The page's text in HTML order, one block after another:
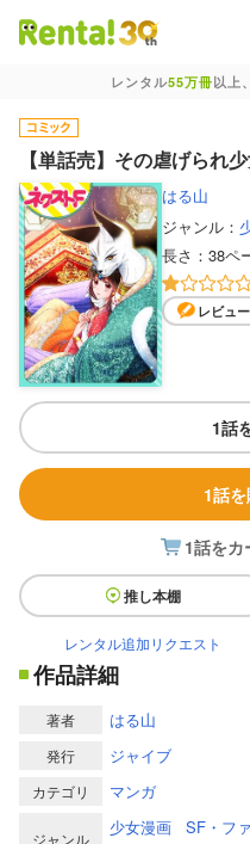
レンタル55万冊以上
【単話売】その虐げられ
はる山
ジャンル：
長さ： 38ペ
レビュ
1話
1話を
1話をカ
推し本棚
レンタル追加リクエスト
作品詳細
著者 はる山
発行 ジャイブ
カテゴリ マンガ
ジャンル
少女漫画 SF・フ